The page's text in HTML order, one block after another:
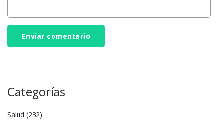
Enviar comentario
Categorías
Salud (232)